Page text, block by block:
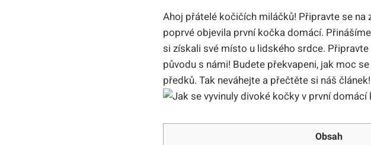
Ahoj přátelé kočičích miláčků! Připravte se
poprvé objevila první kočka domácí.
si získali své místo u lidského srdce.
původu s námi! Budete překvapeni, jak moc
předků. Tak neváhejte a přečtěte si náš článek!
Obsah